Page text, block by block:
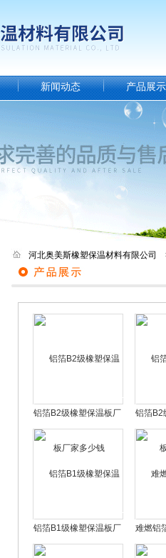
新闻动态 产品展示
河北奥美斯橡塑保温材料有限公
铝箔B2级橡塑保温板厂
家多少钱
铝箔B2
铝箔B1级橡塑保温板厂
家
难燃铝